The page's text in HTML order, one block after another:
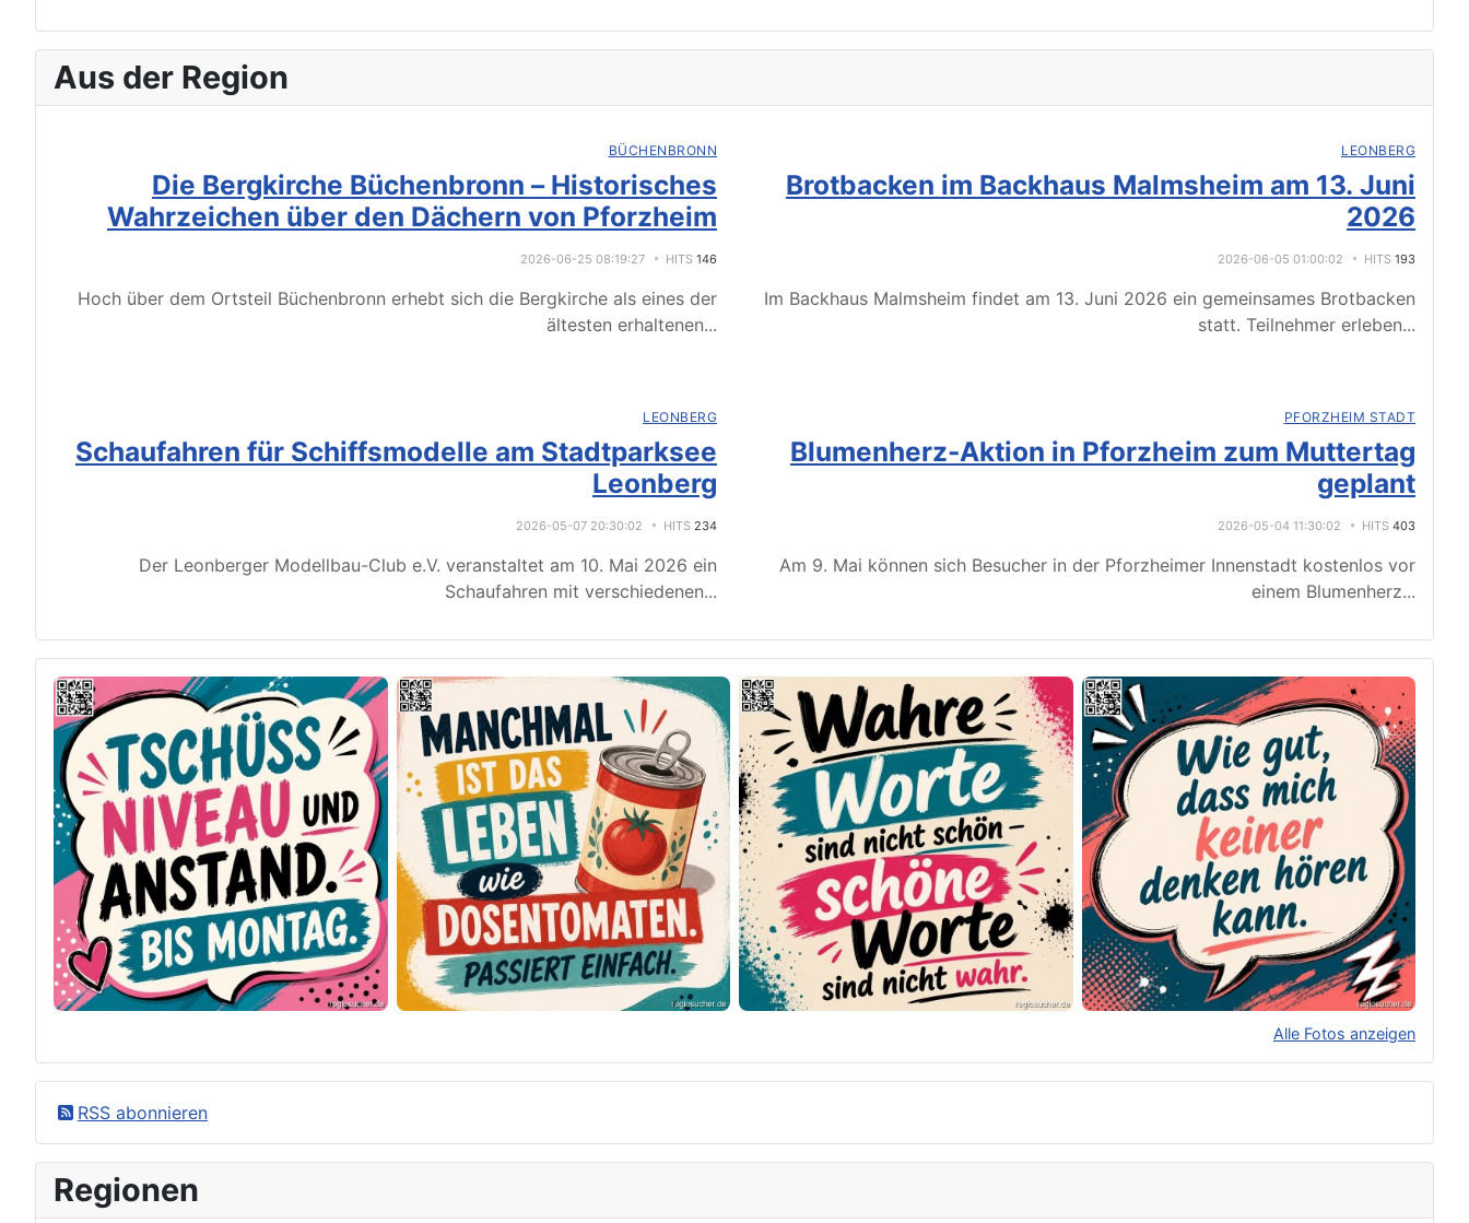
Aus der Region
BÜCHENBRONN
Die Bergkirche Büchenbronn – Historisches
Wahrzeichen über den Dächern von Pforzheim
2026-06-25 08:19:27 HITS 146
Hoch über dem Ortsteil Büchenbronn erhebt sich die Bergkirche als eines der
ältesten erhaltenen...
LEONBERG
Brotbacken im Backhaus Malmsheim am 13. Juni
2026
2026-06-05 01:00:02 HITS 193
Im Backhaus Malmsheim findet am 13. Juni 2026 ein gemeinsames Brotbacken
statt. Teilnehmer erleben...
LEONBERG
Schaufahren für Schiffsmodelle am Stadtparksee
Leonberg
2026-05-07 20:30:02 HITS 234
Der Leonberger Modellbau-Club e.V. veranstaltet am 10. Mai 2026 ein
Schaufahren mit verschiedenen...
PFORZHEIM STADT
Blumenherz-Aktion in Pforzheim zum Muttertag
geplant
2026-05-04 11:30:02 HITS 403
Am 9. Mai können sich Besucher in der Pforzheimer Innenstadt kostenlos vor
einem Blumenherz...
Alle Fotos anzeigen
RSS abonnieren
Regionen